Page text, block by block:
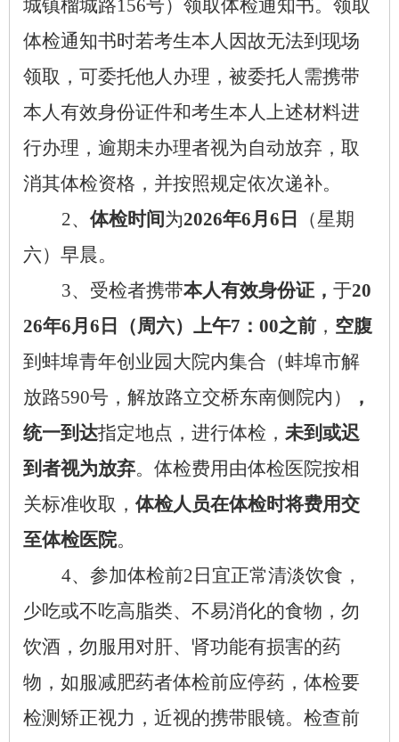
城镇榴城路156号）领取体检通知书。 领取
体检通知书时若考生本人因故无法到现场
领取，可委托他人办理，被委托人需携带
本人有效身份证件和考生本人上述材料进
行办理，逾期未办理者视为自动放弃，取
消其体检资格，并按照规定依次递补。
2、 体检时间为2026年6月 6 日
（星期
六）早晨。
3、受检者携带本人有效身份证， 于20
26年6月 6 日（周六）上午7 ： 00之前 ， 空腹
到蚌埠青年创业园大院内集合（蚌埠市解
放路590号，解放路立交桥东南侧院内）
，
统一到达指定地点，进行体检， 未到或迟
到者视为放弃。体检费用由体检医院按相
关标准收取， 体检人员在体检时将费用交
至体检医院。
4、参加体检前2 日宜正常清淡饮食，
少吃或不吃高脂类、不易消化的食物，勿
饮酒，勿服用对肝、肾功能有损害的药
物，如服减肥药者体检前应停药，体检要
检测矫正视力，近视的携带眼镜。检查前